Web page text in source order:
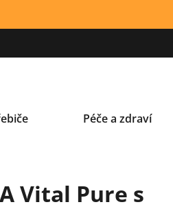
Péče a zdraví
Vital Pure s